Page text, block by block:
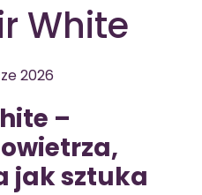
White
2026
–
jak sztuka